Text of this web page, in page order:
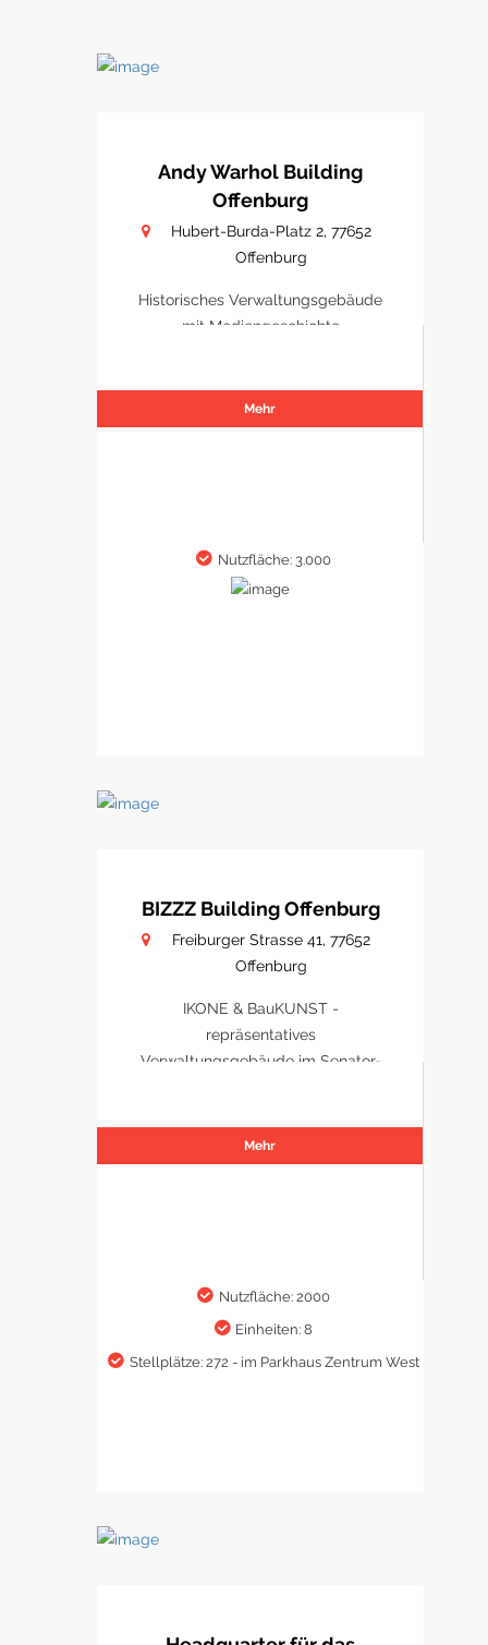
Andy Warhol Building
Offenburg
Hubert-Burda-Platz 2, 77652
Offenburg
Historisches Verwaltungsgebäude
mit Mediengeschichte
Mehr
Nutzfläche: 3.000
BIZZZ Building Offenburg
Freiburger Strasse 41, 77652
Offenburg
IKONE & BauKUNST -
repräsentatives
Verwaltungsgebäude im Senator-
Mehr
Nutzfläche: 2000
Einheiten: 8
Stellplätze: 272 - im Parkhaus Zentrum West